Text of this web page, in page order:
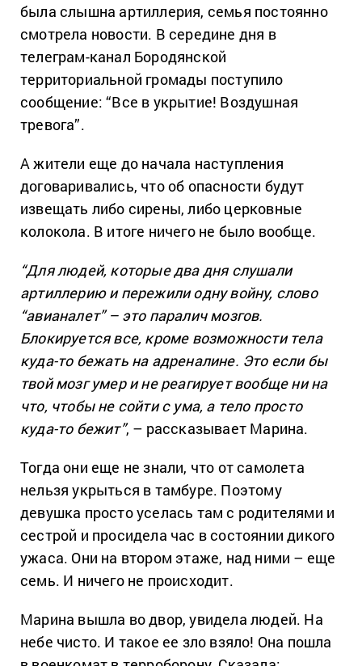
была слышна артиллерия, семья постоянно
смотрела новости. В середине дня в
телеграм-канал Бородянской
территориальной громады поступило
сообщение: “Все в укрытие! Воздушная
тревога”.
А жители еще до начала наступления
договаривались, что об опасности будут
извещать либо сирены, либо церковные
колокола. В итоге ничего не было вообще.
“Для людей, которые два дня слушали
артиллерию и пережили одну войну, слово
“авианалет” – это паралич мозгов.
Блокируется все, кроме возможности тела
куда-то бежать на адреналине. Это если бы
твой мозг умер и не реагирует вообще ни на
что, чтобы не сойти с ума, а тело просто
куда-то бежит”, – рассказывает Марина.
Тогда они еще не знали, что от самолета
нельзя укрыться в тамбуре. Поэтому
девушка просто уселась там с родителями и
сестрой и просидела час в состоянии дикого
ужаса. Они на втором этаже, над ними – еще
семь. И ничего не происходит.
Марина вышла во двор, увидела людей. На
небе чисто. И такое ее зло взяло! Она пошла